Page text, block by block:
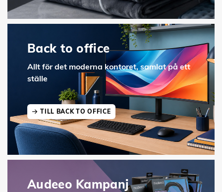
Back to office
Allt för det moderna kontoret, samlat på ett
ställe
TILL BACK TO OFFICE
Audeeo Kampanj